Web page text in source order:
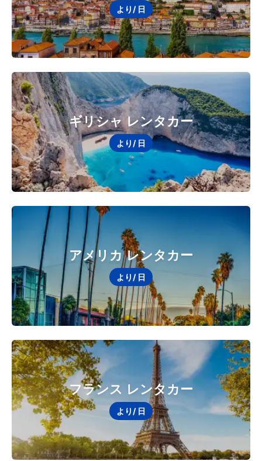
より / 日
ギリシャ レンタカー
より / 日
アメリカ レンタカー
より / 日
フランス レンタカー
より / 日